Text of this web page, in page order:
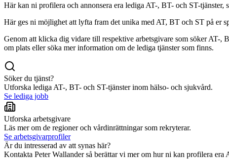
Här kan ni profilera och annonsera era lediga AT-, BT- och ST-
Här ges ni möjlighet att lyfta fram det unika med AT, BT och ST på er
Genom att klicka dig vidare till respektive arbetsgivare som söker AT-,
om plats eller söka mer information om de lediga tjänster som finns.
Söker du tjänst?
Utforska lediga AT-, BT- och ST-tjänster inom hälso- och sjukvård.
Se lediga jobb
Utforska arbetsgivare
Läs mer om de regioner och vårdinrättningar som rekryterar.
Se arbetsgivarprofiler
Är du intresserad av att synas här?
Kontakta Peter Wallander så berättar vi mer om hur ni kan profilera era